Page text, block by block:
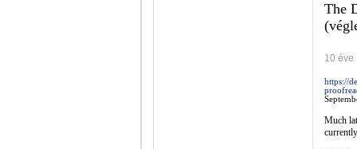
The
10 éve
https://
Much